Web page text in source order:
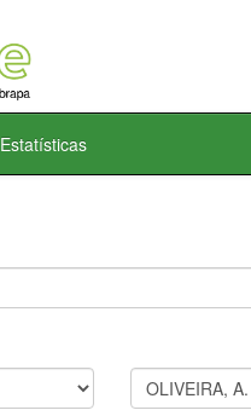
Estatísticas